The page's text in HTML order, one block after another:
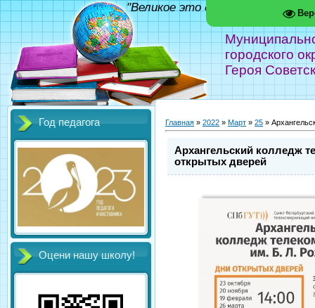
городского
Героя
"Великое это дело - школа!"
Год педагога
Оцени нашу школу!
Главная » 2022 » Март » 25 »
Архангельский колледж
открытых дверей